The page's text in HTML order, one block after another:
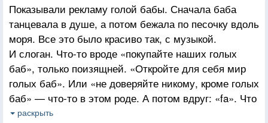
Показывали рекламу голой бабы. Сначала баба
танцевала в душе, а потом бежала по песочку вдоль
моря. Все это было красиво так, с музыкой.
И слоган. Что-то вроде «покупайте наших голых
баб», только поизящней. «Откройте для себя мир
голых баб». Или «не доверяйте никому, кроме голых
баб» — что-то в этом роде. А потом вдруг: «fa». Что
за fa, непонятно. Наверное, типа «аминь» или «dixi».
раскрыть